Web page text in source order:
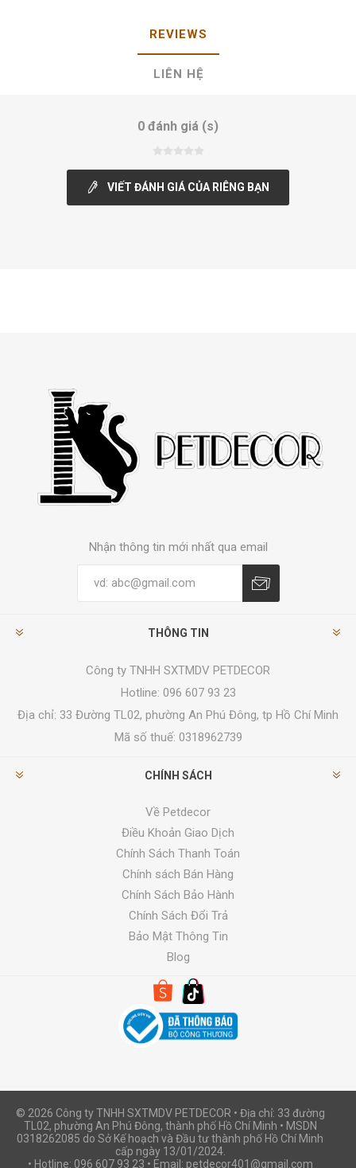
REVIEWS
LIÊN HỆ
0 đánh giá (s)
VIẾT ĐÁNH GIÁ CỦA RIÊNG BẠN
Nhận thông tin mới nhất qua email
THÔNG TIN
Công ty TNHH SXTMDV PETDECOR
Hotline: 096 607 93 23
Địa chỉ: 33 Đường TL02, phường An Phú Đông, tp Hồ Chí Minh
Mã số thuế: 0318962739
CHÍNH SÁCH
Về Petdecor
Điều Khoản Giao Dịch
Chính Sách Thanh Toán
Chính sách Bán Hàng
Chính Sách Bảo Hành
Chính Sách Đổi Trả
Bảo Mật Thông Tin
Blog
© 2026 Công ty TNHH SXTMDV PETDECOR • Địa chỉ: 33 đường
TL02, phường An Phú Đông, thành phố Hồ Chí Minh • MSDN
0318262085 do Sở Kế hoạch và Đầu tư thành phố Hồ Chí Minh
cấp ngày 13/01/2024.
• Hotline: 096 607 93 23 • Email: petdecor401@gmail.com